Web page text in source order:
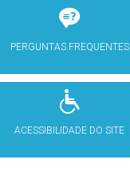
PERGUNTAS FREQUENTES
ACESSIBILIDADE DO SITE